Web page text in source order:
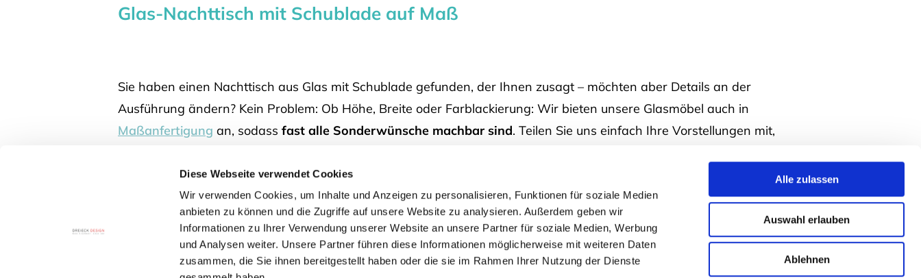
Diese Webseite verwendet Cookies
Wir verwenden Cookies, um Inhalte und Anzeigen zu personalisieren, Funktionen für soziale Medien
anbieten zu können und die Zugriffe auf unsere Website zu analysieren. Außerdem geben wir
Informationen zu Ihrer Verwendung unserer Website an unsere Partner für soziale Medien, Werbung
und Analysen weiter. Unsere Partner führen diese Informationen möglicherweise mit weiteren Daten
zusammen, die Sie ihnen bereitgestellt haben oder die sie im Rahmen Ihrer Nutzung der Dienste
Alle zulassen
Auswahl erlauben
Ablehnen
Glas-Nachttisch mit Schublade auf Maß
Sie haben einen Nachttisch aus Glas mit Schublade gefunden, der Ihnen zusagt – möchten aber Details an der
Ausführung ändern? Kein Problem: Ob Höhe, Breite oder Farblackierung: Wir bieten unsere Glasmöbel auch in
Maßanfertigung an, sodass fast alle Sonderwünsche machbar sind. Teilen Sie uns einfach Ihre Vorstellungen mit,